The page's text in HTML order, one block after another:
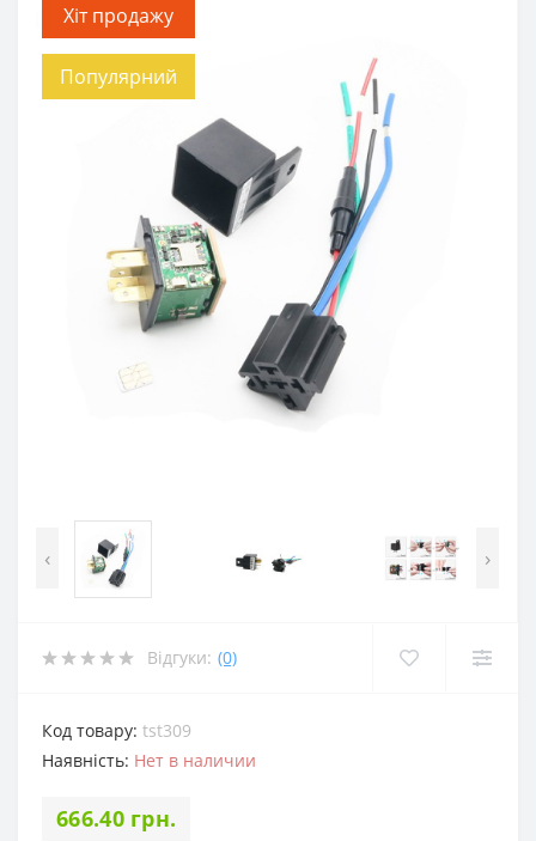
Хіт продажу
Популярний
‹ ›
Відгуки: (0)
Код товару: tst309
Наявність: Нет в наличии
666.40 грн.